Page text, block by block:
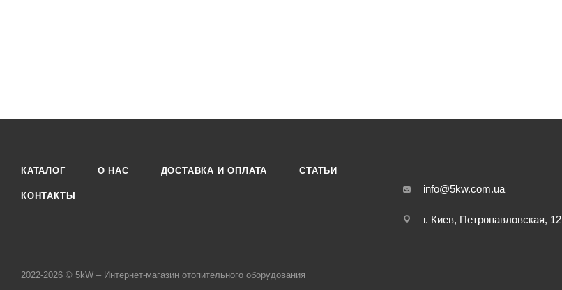
КАТАЛОГ О НАС ДОСТАВКА И ОПЛАТА СТАТЬИ
КОНТАКТЫ
info@5kw.com.ua
г. Киев, Петропавловская, 12
2022-2026 © 5kW – Интернет-магазин отопительного оборудования